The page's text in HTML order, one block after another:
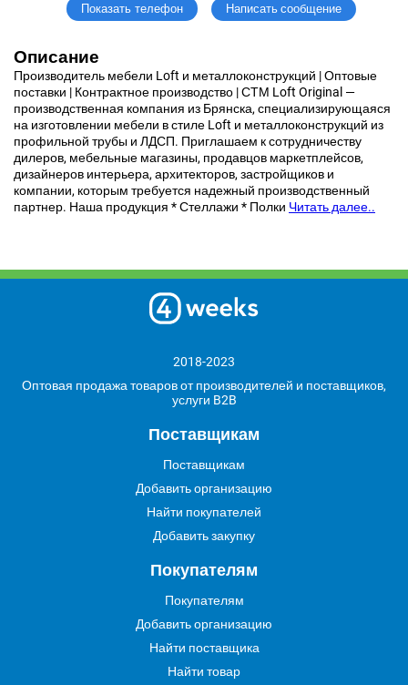
Показать телефон Написать сообщение
Описание
Производитель мебели Loft и металлоконструкций | Оптовые
поставки | Контрактное производство | СТМ Loft Original —
производственная компания из Брянска, специализирующаяся
на изготовлении мебели в стиле Loft и металлоконструкций из
профильной трубы и ЛДСП. Приглашаем к сотрудничеству
дилеров, мебельные магазины, продавцов маркетплейсов,
дизайнеров интерьера, архитекторов, застройщиков и
компании, которым требуется надежный производственный
партнер. Наша продукция * Стеллажи * Полки Читать далее..
2018-2023
Оптовая продажа товаров от производителей и поставщиков,
услуги B2B
Поставщикам
Поставщикам
Добавить организацию
Найти покупателей
Добавить закупку
Покупателям
Покупателям
Добавить организацию
Найти поставщика
Найти товар